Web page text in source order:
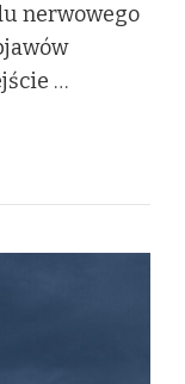
nerwowego
…